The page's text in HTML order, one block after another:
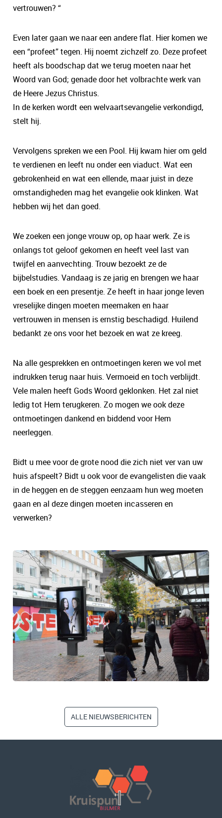
vertrouwen? “
Even later gaan we naar een andere flat. Hier komen we
een “profeet” tegen. Hij noemt zichzelf zo. Deze profeet
heeft als boodschap dat we terug moeten naar het
Woord van God; genade door het volbrachte werk van
de Heere Jezus Christus.
In de kerken wordt een welvaartsevangelie verkondigd,
stelt hij.
Vervolgens spreken we een Pool. Hij kwam hier om geld
te verdienen en leeft nu onder een viaduct. Wat een
gebrokenheid en wat een ellende, maar juist in deze
omstandigheden mag het evangelie ook klinken. Wat
hebben wij het dan goed.
We zoeken een jonge vrouw op, op haar werk. Ze is
onlangs tot geloof gekomen en heeft veel last van
twijfel en aanvechting. Trouw bezoekt ze de
bijbelstudies. Vandaag is ze jarig en brengen we haar
een boek en een presentje. Ze heeft in haar jonge leven
vreselijke dingen moeten meemaken en haar
vertrouwen in mensen is ernstig beschadigd. Huilend
bedankt ze ons voor het bezoek en wat ze kreeg.
Na alle gesprekken en ontmoetingen keren we vol met
indrukken terug naar huis. Vermoeid en toch verblijdt.
Vele malen heeft Gods Woord geklonken. Het zal niet
ledig tot Hem terugkeren. Zo mogen we ook deze
ontmoetingen dankend en biddend voor Hem
neerleggen.
Bidt u mee voor de grote nood die zich niet ver van uw
huis afspeelt? Bidt u ook voor de evangelisten die vaak
in de heggen en de steggen eenzaam hun weg moeten
gaan en al deze dingen moeten incasseren en
verwerken?
ALLE NIEUWSBERICHTEN